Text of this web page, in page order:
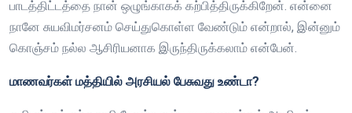
பாடத்திட்டத்தை நான் ஒழுங்காகக் கற்பித்திருக்கிறேன். என்னை
நானே சுயவிமர்சனம் செய்துகொள்ள வேண்டும் என்றால், இன்னும்
கொஞ்சம் நல்ல ஆசிரியனாக இருந்திருக்கலாம் என்பேன்.
மாணவர்கள் மத்தியில் அரசியல் பேசுவது உண்டா?